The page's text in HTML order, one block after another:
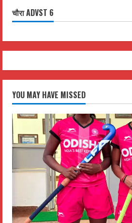
चौरा ADVST 6
YOU MAY HAVE MISSED